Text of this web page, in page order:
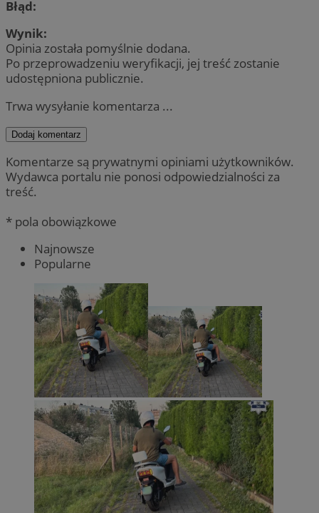
Błąd:
Wynik:
Opinia została pomyślnie dodana.
Po przeprowadzeniu weryfikacji, jej treść zostanie
udostępniona publicznie.
Trwa wysyłanie komentarza ...
Dodaj komentarz
Komentarze są prywatnymi opiniami użytkowników.
Wydawca portalu nie ponosi odpowiedzialności za
treść.
* pola obowiązkowe
Najnowsze
Popularne